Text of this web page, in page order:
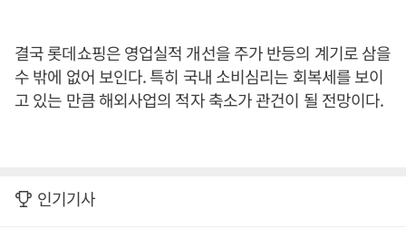
결국 롯데쇼핑은 영업실적 개선을 주가 반등의 계기로 삼을
수 밖에 없어 보인다. 특히 국내 소비심리는 회복세를 보이
고 있는 만큼 해외사업의 적자 축소가 관건이 될 전망이다.
인기기사